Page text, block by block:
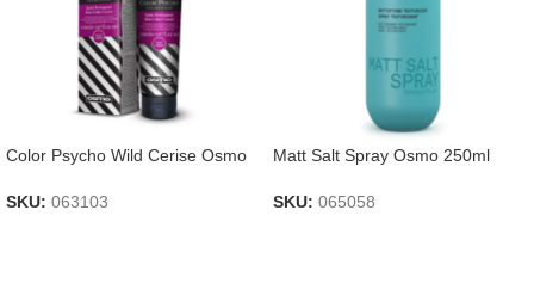
Color Psycho Wild Cerise Osmo
SKU: 063103
Matt Salt Spray Osmo 250ml
SKU: 065058